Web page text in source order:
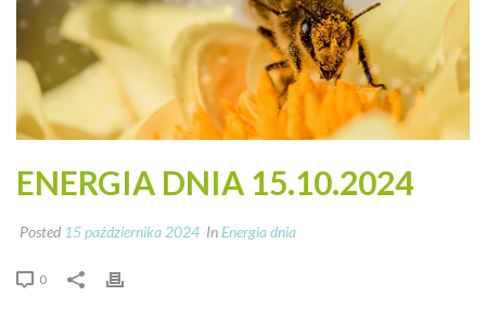
ENERGIA DNIA 15.10.2024
Posted 15 października 2024 In Energia dnia
0